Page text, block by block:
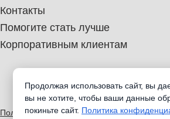
Контакты
Помогите стать лучше
Корпоративным клиентам
Политика обработки перснональных
Продолжая использовать сайт, вы
вы не хотите, чтобы ваши данные
покиньте сайт. Политика